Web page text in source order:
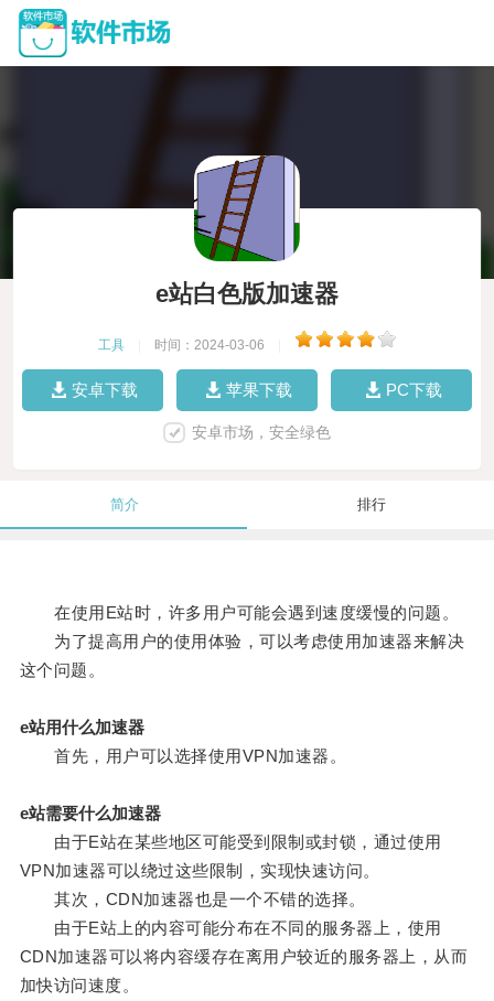
e站白色版加速器
工具 时间：2024-03-06
安卓下载 苹果下载 PC下载
安卓市场，安全绿色
简介 排行
在使用E站时，许多用户可能会遇到速度缓慢的问题。
为了提高用户的使用体验，可以考虑使用加速器来解决
这个问题。
e站用什么加速器
首先，用户可以选择使用VPN加速器。
e站需要什么加速器
由于E站在某些地区可能受到限制或封锁，通过使用
VPN加速器可以绕过这些限制，实现快速访问。
其次，CDN加速器也是一个不错的选择。
由于E站上的内容可能分布在不同的服务器上，使用
CDN加速器可以将内容缓存在离用户较近的服务器上，从而
加快访问速度。